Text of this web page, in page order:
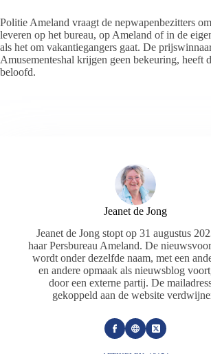
Politie Ameland vraagt de nepwapenbezitters
leveren op het bureau, op Ameland of in de
als het om vakantiegangers gaat. De
Amusementeshal krijgen geen bekeuring, heeft
beloofd.
Jeanet de Jong
Jeanet de Jong stopt op 31 augustus
haar Persbureau Ameland. De
wordt onder dezelfde naam, met een
en andere opmaak als nieuwsblog
door een externe partij. De
gekoppeld aan de website